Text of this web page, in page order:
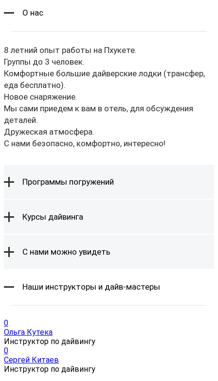
О нас
8 летний опыт работы на Пхукете.
Группы до 3 человек.
Комфортные большие дайверские лодки (трансфер,
еда бесплатно).
Новое снаряжение.
Мы сами приедем к вам в отель, для обсуждения
деталей.
Дружеская атмосфера.
С нами безопасно, комфортно, интересно!
Программы погружений
Курсы дайвинга
С нами можно увидеть
Наши инструкторы и дайв-мастеры
0
Ольга Кутека
Инструктор по дайвингу
0
Сергей Китаев
Инструктор по дайвингу